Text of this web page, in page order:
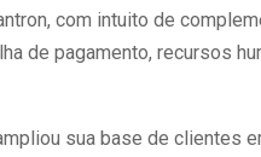
com intuito de
de pagamento, recursos
sua base de clientes